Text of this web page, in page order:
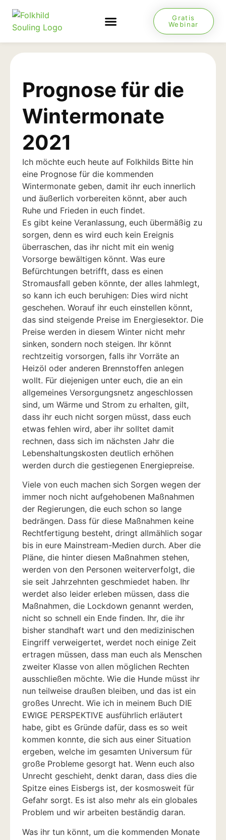
Gratis
Webinar
Prognose für die
Wintermonate
2021
Ich möchte euch heute auf Folkhilds Bitte hin
eine Prognose für die kommenden
Wintermonate geben, damit ihr euch innerlich
und äußerlich vorbereiten könnt, aber auch
Ruhe und Frieden in euch findet.
Es gibt keine Veranlassung, euch übermäßig zu
sorgen, denn es wird euch kein Ereignis
überraschen, das ihr nicht mit ein wenig
Vorsorge bewältigen könnt. Was eure
Befürchtungen betrifft, dass es einen
Stromausfall geben könnte, der alles lahmlegt,
so kann ich euch beruhigen: Dies wird nicht
geschehen. Worauf ihr euch einstellen könnt,
das sind steigende Preise im Energiesektor. Die
Preise werden in diesem Winter nicht mehr
sinken, sondern noch steigen. Ihr könnt
rechtzeitig vorsorgen, falls ihr Vorräte an
Heizöl oder anderen Brennstoffen anlegen
wollt. Für diejenigen unter euch, die an ein
allgemeines Versorgungsnetz angeschlossen
sind, um Wärme und Strom zu erhalten, gilt,
dass ihr euch nicht sorgen müsst, dass euch
etwas fehlen wird, aber ihr solltet damit
rechnen, dass sich im nächsten Jahr die
Lebenshaltungskosten deutlich erhöhen
werden durch die gestiegenen Energiepreise.
Viele von euch machen sich Sorgen wegen der
immer noch nicht aufgehobenen Maßnahmen
der Regierungen, die euch schon so lange
bedrängen. Dass für diese Maßnahmen keine
Rechtfertigung besteht, dringt allmählich sogar
bis in eure Mainstream-Medien durch. Aber die
Pläne, die hinter diesen Maßnahmen stehen,
werden von den Personen weiterverfolgt, die
sie seit Jahrzehnten geschmiedet haben. Ihr
werdet also leider erleben müssen, dass die
Maßnahmen, die Lockdown genannt werden,
nicht so schnell ein Ende finden. Ihr, die ihr
bisher standhaft wart und den medizinischen
Eingriff verweigertet, werdet noch einige Zeit
ertragen müssen, dass man euch als Menschen
zweiter Klasse von allen möglichen Rechten
ausschließen möchte. Wie die Hunde müsst ihr
nun teilweise draußen bleiben, und das ist ein
großes Unrecht. Wie ich in meinem Buch DIE
EWIGE PERSPEKTIVE ausführlich erläutert
habe, gibt es Gründe dafür, dass es so weit
kommen konnte, die sich aus einer Situation
ergeben, welche im gesamten Universum für
große Probleme gesorgt hat. Wenn euch also
Unrecht geschieht, denkt daran, dass dies die
Spitze eines Eisbergs ist, der kosmosweit für
Gefahr sorgt. Es ist also mehr als ein globales
Problem und wir arbeiten beständig daran.
Was ihr tun könnt, um die kommenden Monate